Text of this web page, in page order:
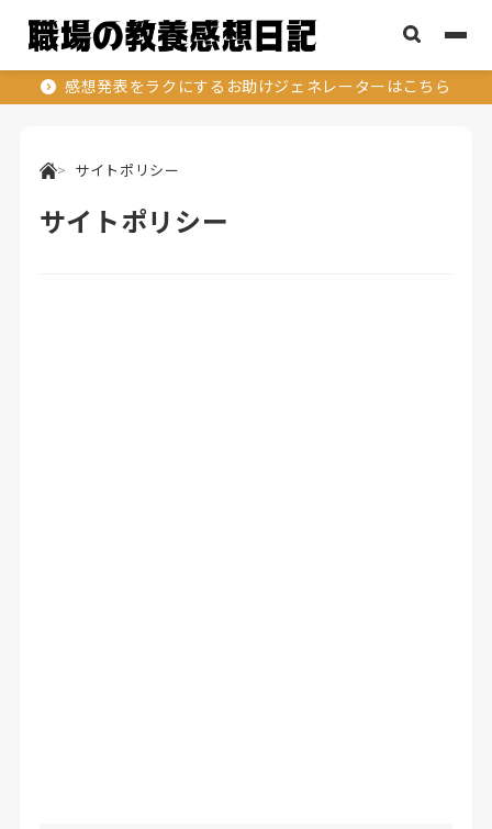
感想発表をラクにするお助けジェネレーターはこちら
サイトポリシー
サイトポリシー